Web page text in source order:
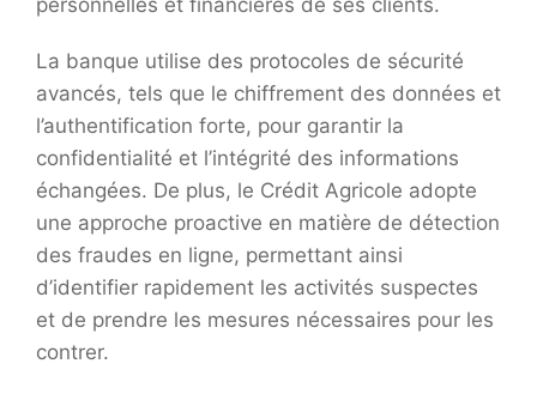
La banque utilise des protocoles de sécurité
avancés, tels que le chiffrement des données et
l’authentification forte, pour garantir la
confidentialité et l’intégrité des informations
échangées. De plus, le Crédit Agricole adopte
une approche proactive en matière de détection
des fraudes en ligne, permettant ainsi
d’identifier rapidement les activités suspectes
et de prendre les mesures nécessaires pour les
contrer.